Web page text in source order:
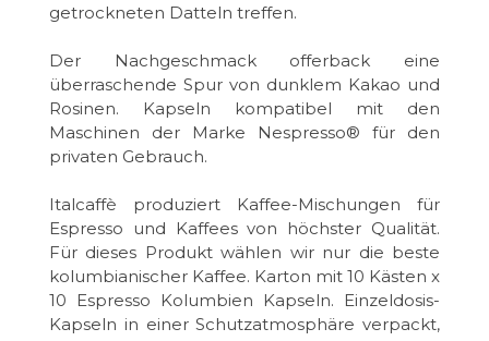
getrockneten Datteln treffen.
Der Nachgeschmack offerback eine
überraschende Spur von dunklem Kakao und
Rosinen. Kapseln kompatibel mit den
Maschinen der Marke Nespresso® für den
privaten Gebrauch.
Italcaffè produziert Kaffee-Mischungen für
Espresso und Kaffees von höchster Qualität.
Für dieses Produkt wählen wir nur die beste
kolumbianischer Kaffee. Karton mit 10 Kästen x
10 Espresso Kolumbien Kapseln. Einzeldosis-
Kapseln in einer Schutzatmosphäre verpackt,